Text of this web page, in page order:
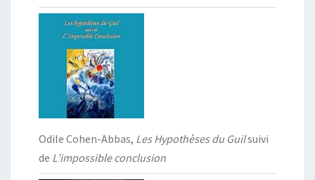
Odile Cohen-Abbas, Les Hypothèses du Guilsuivi
de L’impossible conclusion